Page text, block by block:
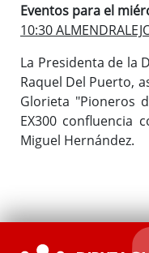
Eventos para el
10:30
La Presidenta de la
Raquel Del Puerto,
Glorieta "Pioneros
EX300 confluencia
Miguel Hernández.